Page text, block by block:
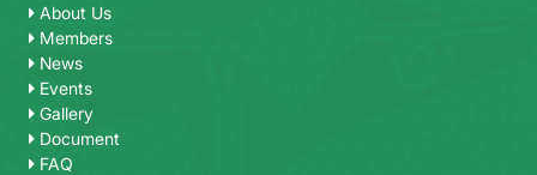
About Us
Members
News
Events
Gallery
Document
FAQ